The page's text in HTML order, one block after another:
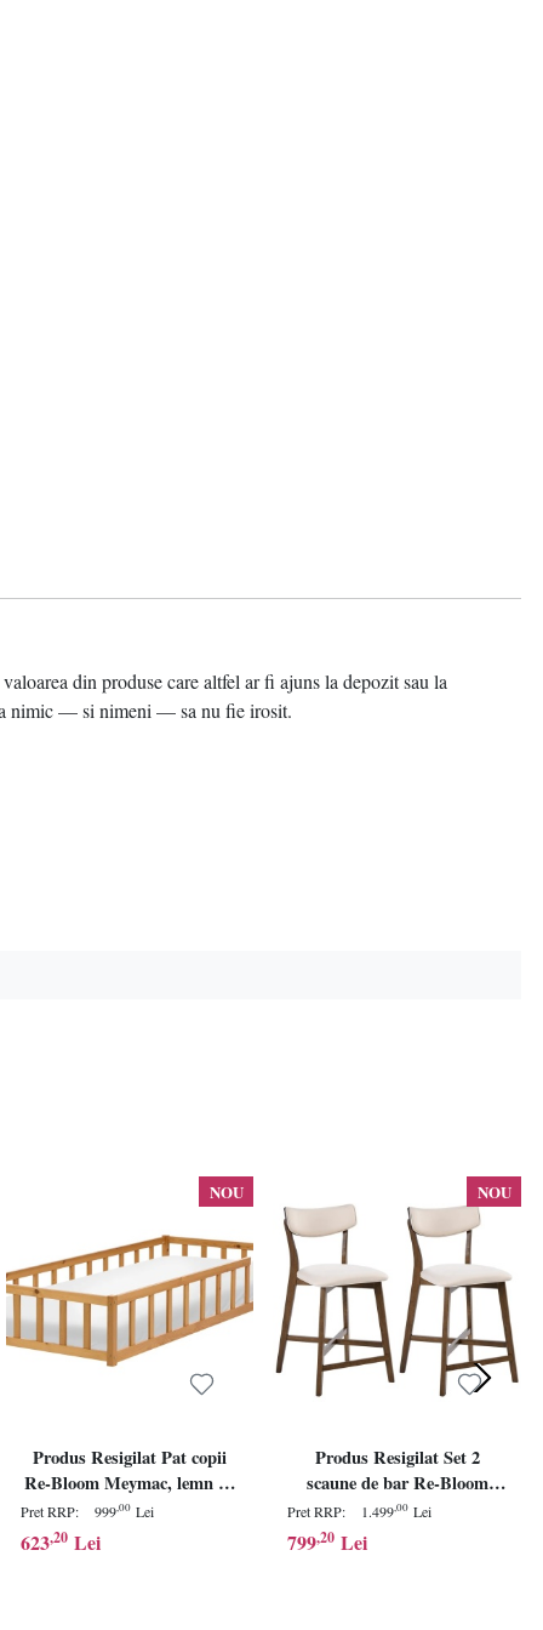
din produse care altfel ar fi ajuns la depozit sau la
nimic — si nimeni — sa nu fie irosit.
NOU
Produs Resigilat Pat copii
Re-Bloom Meymac, lemn de
pin, 90x200 cm, somiera 15
lamele, inaltime 36 cm, natur
- Verificat A
Pret RRP: 999,00 Lei
623,20 Lei
NOU
Produs Resigilat Set 2
scaune de bar Re-Bloom
Yuma, lemn
cauciuc/MDF/textil,
50x54x93 cm, spuma, 110 kg,
Pret RRP: 1.499,00 Lei
799,20 Lei